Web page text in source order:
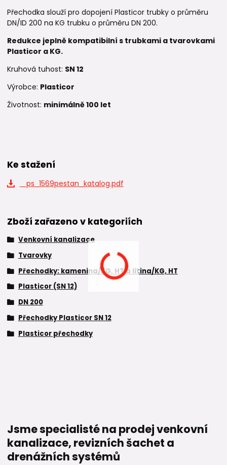
Přechodka slouží pro dopojení Plasticor trubky o průměru
DN/ID 200 na KG trubku o průměru DN 200.
Redukce jeplně kompatibilní s trubkami a tvarovkami
Plasticor a KG.
Kruhová tuhost: SN 12
Výrobce: Plasticor
Životnost: minimálně 100 let
Ke stažení
_ps_1569pestan_katalog.pdf
Zboží zařazeno v kategoriích
Venkovní kanalizace
Tvarovky
Přechodky: kamenina/KG, HT a litina/KG, HT
Plasticor (SN 12)
DN 200
Přechodky Plasticor SN 12
Plasticor přechodky
Jsme specialisté na prodej venkovní
kanalizace, revizních šachet a
drenážních systémů